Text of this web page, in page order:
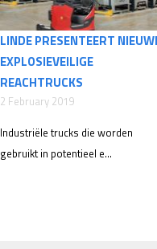
LINDE PRESENTEERT
EXPLOSIEVEILIGE
REACHTRUCKS
2 February 2019
Industriële trucks die worden
gebruikt in potentieel e...